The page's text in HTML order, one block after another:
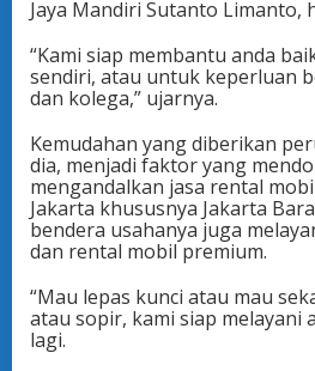
Jaya Mandiri Sutanto Limanto,
“Kami siap membantu anda
sendiri, atau untuk keperluan
dan kolega,” ujarnya.
Kemudahan yang diberikan
dia, menjadi faktor yang
mengandalkan jasa rental
Jakarta khususnya Jakarta
bendera usahanya juga
dan rental mobil premium.
“Mau lepas kunci atau mau
atau sopir, kami siap melayani
lagi.